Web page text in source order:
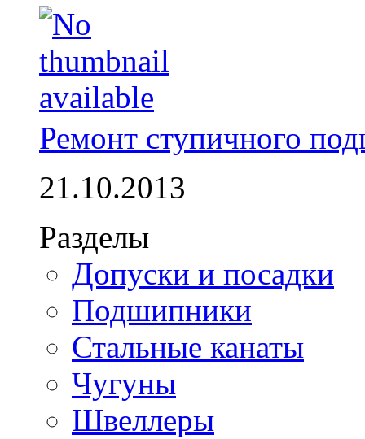
Ремонт ступичного
21.10.2013
Разделы
Допуски и посадки
Подшипники
Стальные канаты
Чугуны
Швеллеры